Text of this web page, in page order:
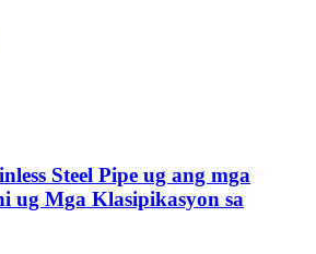
Steel Pipe ug ang mga
ug Mga Klasipikasyon sa